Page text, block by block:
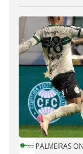
PALMEIRAS